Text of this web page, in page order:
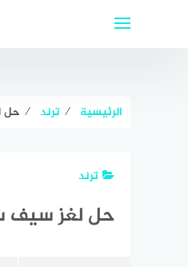
الرئيسية ⁄ ترند ⁄ حل
ترند
حل لغز سيف